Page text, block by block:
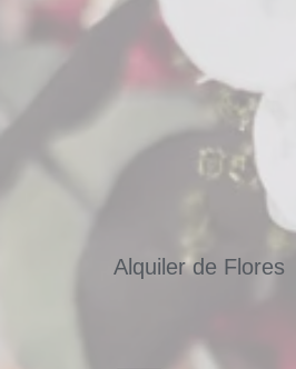
Alquiler de Flores